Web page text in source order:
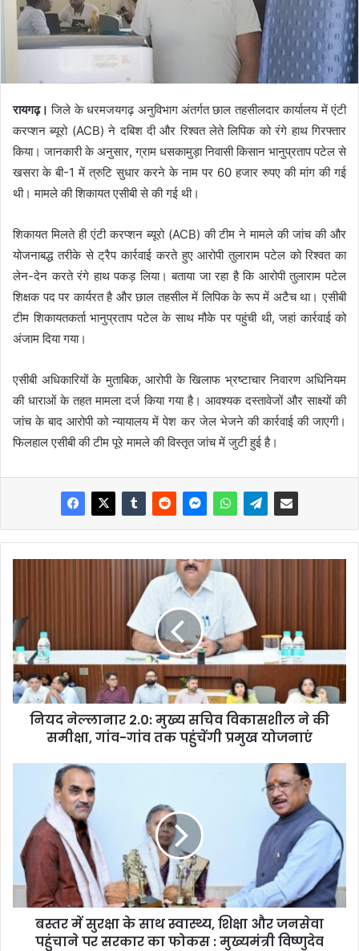
रायगढ़। जिले के धरमजयगढ़ अनुविभाग अंतर्गत छाल तहसीलदार कार्यालय में एंटी
करप्शन ब्यूरो (ACB) ने दबिश दी और रिश्वत लेते लिपिक को रंगे हाथ गिरफ्तार
किया। जानकारी के अनुसार, ग्राम धसकामुड़ा निवासी किसान भानुप्रताप पटेल से
खसरा के बी-1 में त्रुटि सुधार करने के नाम पर 60 हजार रुपए की मांग की गई
थी। मामले की शिकायत एसीबी से की गई थी।
शिकायत मिलते ही एंटी करप्शन ब्यूरो (ACB) की टीम ने मामले की जांच की और
योजनाबद्ध तरीके से ट्रैप कार्रवाई करते हुए आरोपी तुलाराम पटेल को रिश्वत का
लेन-देन करते रंगे हाथ पकड़ लिया। बताया जा रहा है कि आरोपी तुलाराम पटेल
शिक्षक पद पर कार्यरत है और छाल तहसील में लिपिक के रूप में अटैच था। एसीबी
टीम शिकायतकर्ता भानुप्रताप पटेल के साथ मौके पर पहुंची थी, जहां कार्रवाई को
अंजाम दिया गया।
एसीबी अधिकारियों के मुताबिक, आरोपी के खिलाफ भ्रष्टाचार निवारण अधिनियम
की धाराओं के तहत मामला दर्ज किया गया है। आवश्यक दस्तावेजों और साक्ष्यों की
जांच के बाद आरोपी को न्यायालय में पेश कर जेल भेजने की कार्रवाई की जाएगी।
फिलहाल एसीबी की टीम पूरे मामले की विस्तृत जांच में जुटी हुई है।
नियद नेल्लानार 2.0: मुख्य सचिव विकासशील ने की
समीक्षा, गांव-गांव तक पहुंचेंगी प्रमुख योजनाएं
बस्तर में सुरक्षा के साथ स्वास्थ्य, शिक्षा और जनसेवा
पहुंचाने पर सरकार का फोकस : मुख्यमंत्री विष्णुदेव